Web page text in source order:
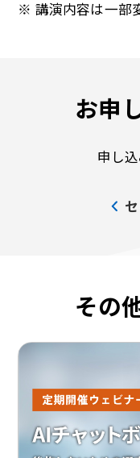
※ 講演内容は一部
お申
申し
その